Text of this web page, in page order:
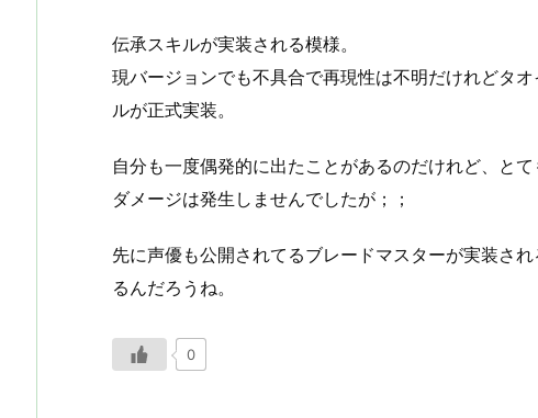
伝承スキルが実装される模様。
現バージョンでも不具合で再現性は不明だけれどタ
ルが正式実装。
自分も一度偶発的に出たことがあるのだけれど、と
ダメージは発生しませんでしたが；；
先に声優も公開されてるブレードマスターが実装さ
るんだろうね。
0